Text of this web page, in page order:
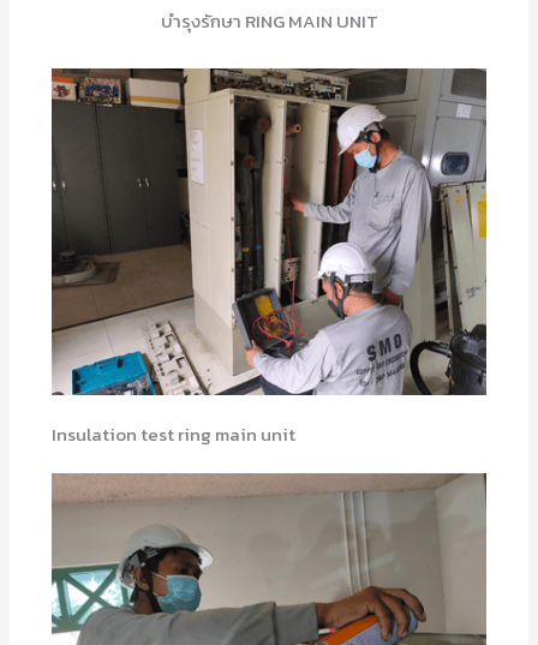
บำรุงรักษา RING MAIN UNIT
Insulation test ring main unit